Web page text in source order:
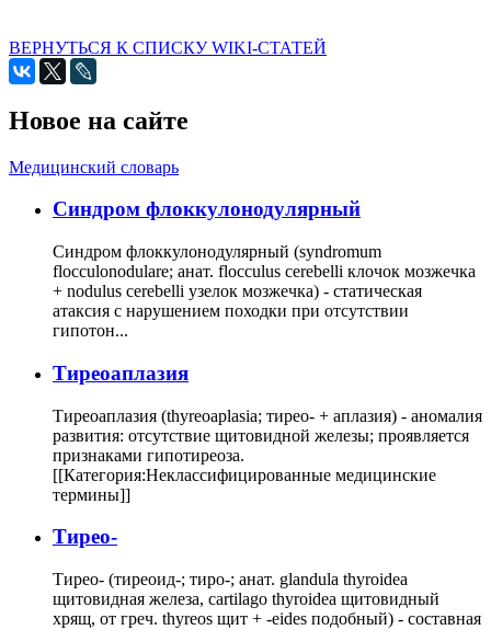
ВЕРНУТЬСЯ К СПИСКУ WIKI-СТАТЕЙ
Новое на сайте
Медицинский словарь
Cиндром флоккулонодулярный
Синдром флоккулонодулярный (syndromum
flocculonodulare; анат. flocculus cerebelli клочок мозжечка
+ nodulus cerebelli узелок мозжечка) - статическая
атаксия с нарушением походки при отсутствии
гипотон...
Тиреоаплазия
Тиреоаплазия (thyreoaplasia; тирео- + аплазия) - аномалия
развития: отсутствие щитовидной железы; проявляется
признаками гипотиреоза.
[[Категория:Неклассифицированные медицинские
термины]]
Тирео-
Тирео- (тиреоид-; тиро-; анат. glandula thyroidea
щитовидная железа, cartilago thyroidea щитовидный
хрящ, от греч. thyreos щит + -eides подобный) - составная